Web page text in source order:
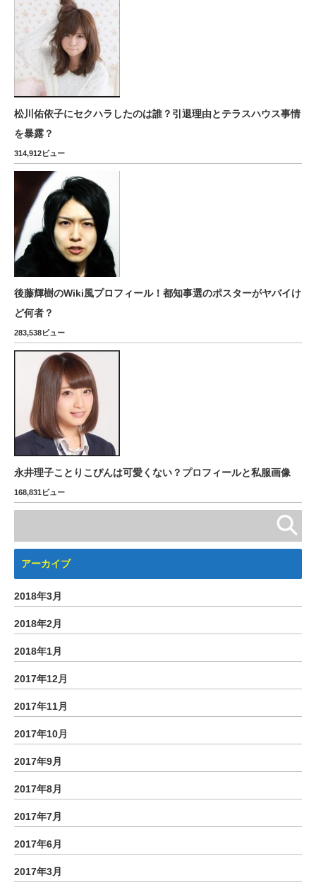
松川佑依子にセクハラしたのは誰？引退理由とテラスハウス事情
を暴露？
314,912ビュー
後藤輝樹のWiki風プロフィール！都知事選のポスターがヤバイけ
ど何者？
283,538ビュー
永井理子ことりこぴんは可愛くない？プロフィールと私服画像
168,831ビュー
アーカイブ
2018年3月
2018年2月
2018年1月
2017年12月
2017年11月
2017年10月
2017年9月
2017年8月
2017年7月
2017年6月
2017年3月